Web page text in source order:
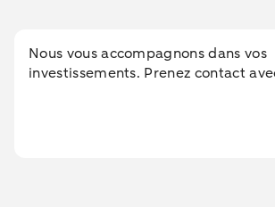
Nous vous accompagnons dans vos
investissements. Prenez contact